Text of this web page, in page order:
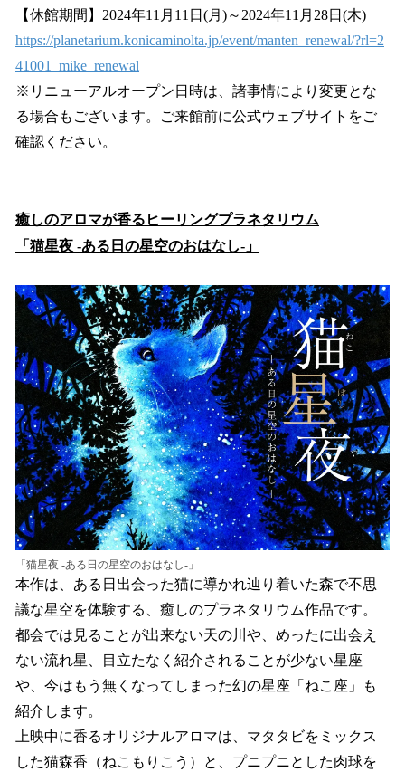
【休館期間】2024年11月11日(月)～2024年11月28日(木)
https://planetarium.konicaminolta.jp/event/manten_renewal/?rl=2
41001_mike_renewal
※リニューアルオープン日時は、諸事情により変更とな
る場合もございます。ご来館前に公式ウェブサイトをご
確認ください。
癒しのアロマが香るヒーリングプラネタリウム
「猫星夜 -ある日の星空のおはなし-」
「猫星夜 -ある日の星空のおはなし-」
本作は、ある日出会った猫に導かれ辿り着いた森で不思
議な星空を体験する、癒しのプラネタリウム作品です。
都会では見ることが出来ない天の川や、めったに出会え
ない流れ星、目立たなく紹介されることが少ない星座
や、今はもう無くなってしまった幻の星座「ねこ座」も
紹介します。
上映中に香るオリジナルアロマは、マタタビをミックス
した猫森香（ねこもりこう）と、プニプニとした肉球を